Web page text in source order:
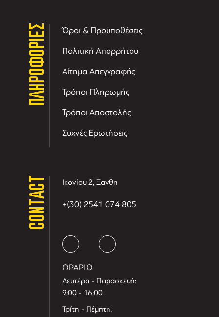
ΠΛΗΡΟΦΟΡΙΕΣ Όροι & Προϋποθέσεις
Πολιτική Απορρήτου
Αίτημα Απεγγραφής
Τρόποι Πληρωμής
Τρόποι Αποστολής
Συχνές Ερωτήσεις
CONTACT Ικονίου 2, Ξανθη
+(30) 2541 074 805
ΩΡΑΡΙΟ
Δευτέρα - Παρασκευή:
9:00 - 16:00
Τρίτη - Πέμπτη: